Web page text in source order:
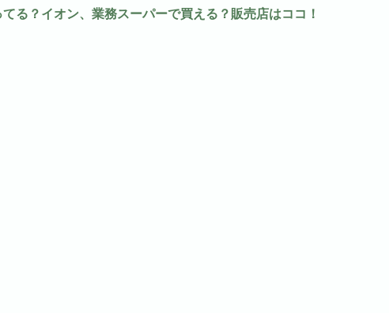
る？イオン、業務スーパーで買える？販売店はココ！